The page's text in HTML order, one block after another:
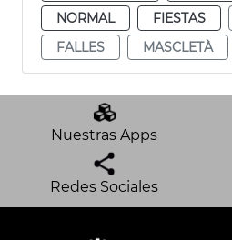
NORMAL
FIESTAS
FALLES
MASCLETÀ
Nuestras Apps
Redes Sociales